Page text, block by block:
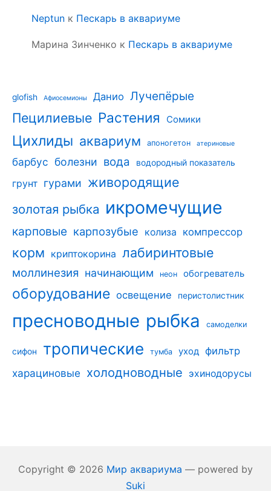
Neptun к Пескарь в аквариуме
Марина Зинченко к Пескарь в аквариуме
glofish Афиосемионы Данио Лучепёрые
Пецилиевые Растения Сомики
Цихлиды аквариум апоногетон атериновые
барбус болезни вода водородный показатель
грунт гурами живородящие
золотая рыбка икромечущие
карповые карпозубые колиза компрессор
корм криптокорина лабиринтовые
моллинезия начинающим неон обогреватель
оборудование освещение перистолистник
пресноводные рыбка самоделки
сифон тропические тумба уход фильтр
харациновые холодноводные эхинодорусы
Copyright © 2026 Мир аквариума — powered by
Suki